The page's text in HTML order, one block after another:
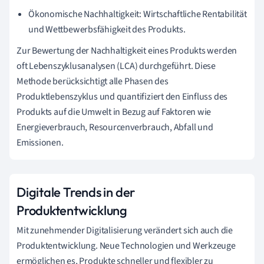
Ökonomische Nachhaltigkeit: Wirtschaftliche Rentabilität
und Wettbewerbsfähigkeit des Produkts.
Zur Bewertung der Nachhaltigkeit eines Produkts werden
oft Lebenszyklusanalysen (LCA) durchgeführt. Diese
Methode berücksichtigt alle Phasen des
Produktlebenszyklus und quantifiziert den Einfluss des
Produkts auf die Umwelt in Bezug auf Faktoren wie
Energieverbrauch, Resourcenverbrauch, Abfall und
Emissionen.
Digitale Trends in der
Produktentwicklung
Mit zunehmender Digitalisierung verändert sich auch die
Produktentwicklung. Neue Technologien und Werkzeuge
ermöglichen es, Produkte schneller und flexibler zu